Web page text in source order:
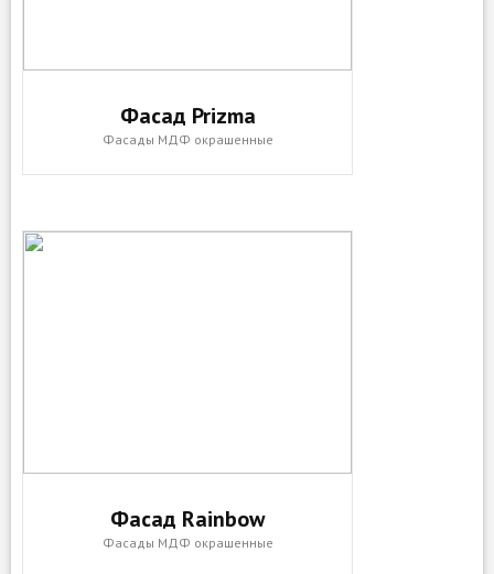
Фасад Prizma
Фасады МДФ окрашенные
Фасад Rainbow
Фасады МДФ окрашенные